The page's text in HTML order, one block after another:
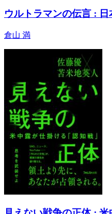
ウルトラマンの伝言 :
倉山 満